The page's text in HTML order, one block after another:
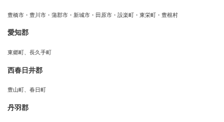
豊橋市・豊川市・蒲郡市・新城市・田原市・設楽町・東栄町・豊根村
愛知郡
東郷町、長久手町
西春日井郡
豊山町、春日町
丹羽郡